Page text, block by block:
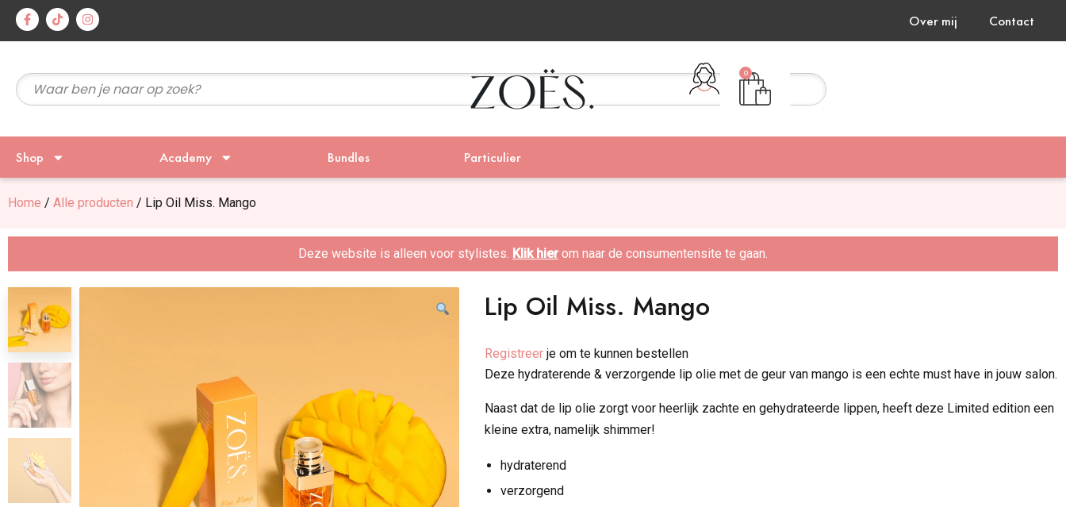
Over mij Contact
0
Shop Academy Bundles Particulier
Home / Alle producten / Lip Oil Miss. Mango
Deze website is alleen voor stylistes. Klik hier om naar de consumentensite te gaan.
Lip Oil Miss. Mango
Registreer je om te kunnen bestellen
Deze hydraterende & verzorgende lip olie met de geur van mango is een echte must have in jouw salon.
Naast dat de lip olie zorgt voor heerlijk zachte en gehydrateerde lippen, heeft deze Limited edition een
kleine extra, namelijk shimmer!
hydraterend
verzorgend